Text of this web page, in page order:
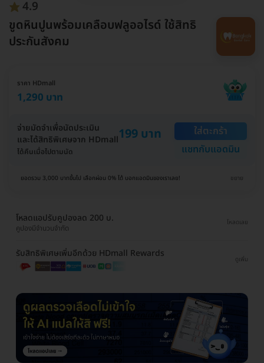
4.9
ขูดหินปูนพร้อมเคลือบฟลูออไรด์ ใช้สิทธิ
ประกันสังคม
ราคา HDmall
1,290 บาท
จ่ายมัดจำเพื่อนัดประเมิน
และได้สิทธิพิเศษจาก HDmall199 บาท
ได้คืนเมื่อไปตามนัด
ใส่ตะกร้า
แชทกับแอดมิน
ยอดรวม 3,000 บาทขึ้นไป เลือกผ่อน 0% ได้ บอกแอดมินของเราเลย! ขยาย
โหลดแอปรับคูปองลด 200 บ.
คูปองมีจำนวนจำกัด
โหลดเลย
รับสิทธิพิเศษเพิ่มอีกด้วย HDmall Rewards
ดูเพิ่ม